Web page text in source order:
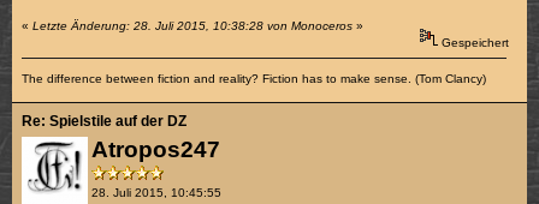
«Letzte Änderung: 28. Juli 2015, 10:38:28 von Monoceros »
Gespeichert
The difference between fiction and reality? Fiction has to make sense. (Tom Clancy)
Atropos247
28. Juli 2015, 10:45:55
Re: Spielstile auf der DZ